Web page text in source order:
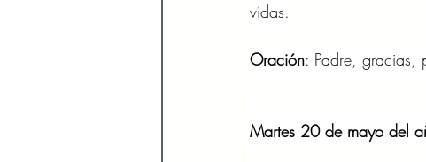
vidas.
Oración: Padre, gracias,
Martes 20 de mayo del